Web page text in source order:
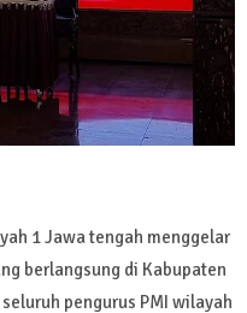
1 Jawa tengah menggelar
berlangsung di Kabupaten
pengurus PMI wilayah